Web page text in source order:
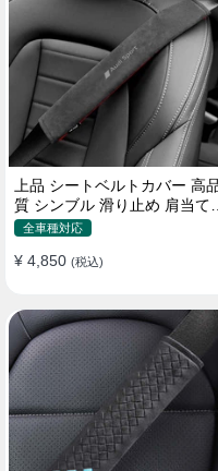
上品 シートベルトカバー 高品
質 シンブル 滑り止め 肩当てパ
ッド 圧迫感軽減
全車種対応
¥ 4,850 (税込)